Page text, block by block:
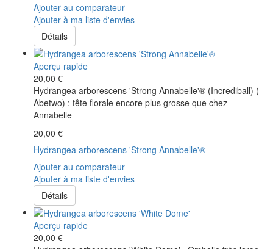
Ajouter au comparateur
Ajouter à ma liste d'envies
Détails
Aperçu rapide
20,00 €
Hydrangea arborescens 'Strong Annabelle'® (Incrediball) (
Abetwo) : tête florale encore plus grosse que chez
Annabelle
20,00 €
Hydrangea arborescens 'Strong Annabelle'®
Ajouter au comparateur
Ajouter à ma liste d'envies
Détails
Aperçu rapide
20,00 €